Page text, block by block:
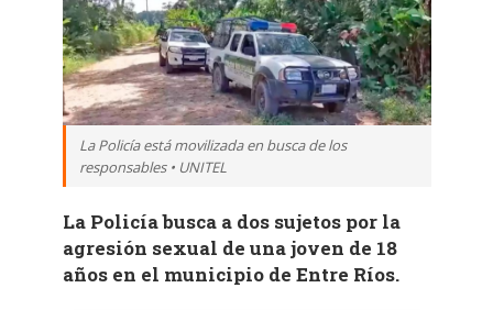
La Policía está movilizada en busca de los
responsables • UNITEL
La Policía busca a dos sujetos por la
agresión sexual de una joven de 18
años en el municipio de Entre Ríos.